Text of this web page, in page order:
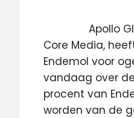
Apollo
Core Media,
Endemol voor
vandaag over
procent van
worden van de